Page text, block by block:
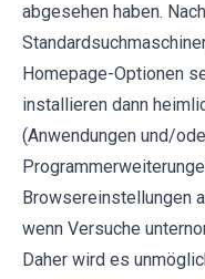
abgesehen haben.
Homepage-Optionen
installieren dann
(Anwendungen und/
Browsereinstellungen
wenn Versuche
Daher wird es